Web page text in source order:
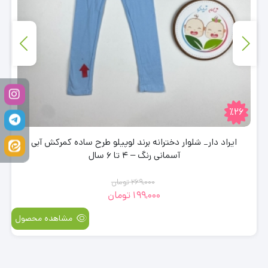
٪26
ایراد دار_ شلوار دخترانه برند لوپیلو طرح ساده کمرکش آبی
آسمانی رنگ – 4 تا 6 سال
269,000تومان
199,000 تومان
مشاهده محصول